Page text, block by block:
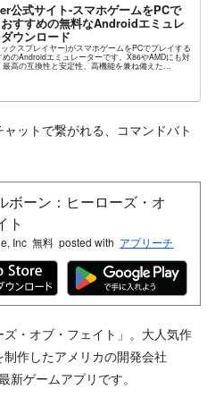
公式サイト-スマホゲームをPCで
すすめの無料なAndroidエミュレ
ウンロード
クスプレイヤー)がスマホゲームをPCでプレイする
めのAndroidエミュレーターです。X86やAMDにも対
最高の互換性と安定性、高機能を兼ね備えた
ットで繋がれる、コマンドバト
ボーン：ヒーローズ・オ
ト
Inc 無料 posted with アプリーチ
ズ・オブ・フェイト」。大人気作
作したアメリカの開発会社
ゲームアプリです。